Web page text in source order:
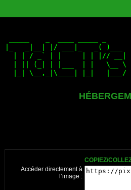
COPIEZ/
Accéder directement à
l’image :